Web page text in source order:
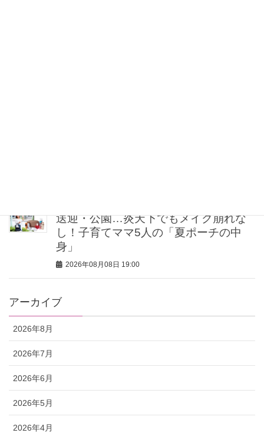
送迎・公園…炎天下でもメイク崩れな
し！子育てママ5人の「夏ポーチの中
身」
2026年08月08日 19:00
アーカイブ
2026年8月
2026年7月
2026年6月
2026年5月
2026年4月